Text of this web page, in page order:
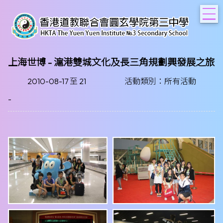
上海世博 - 滬港雙城文化及長三角規劃興發展之旅
2010-08-17 至 21
活動類別：所有活動
-